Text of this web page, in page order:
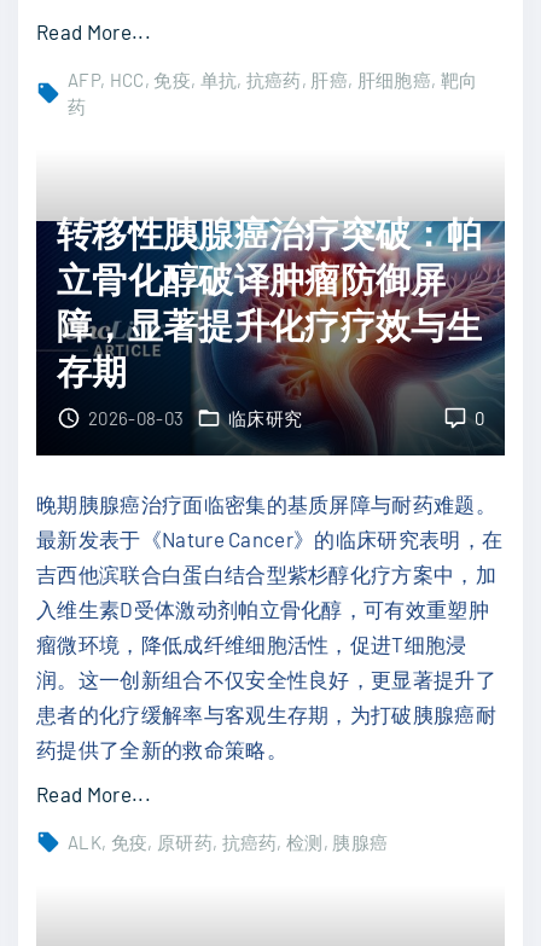
A
R
i
-
6
研
究
立
晚
期
肺
鳞
癌
一
线
新
标
Read More..."
疗
迎
突
破
E
M
R
A
L
D
-
3
研
究
破
局
AFP HCC 免疫 单抗 抗癌药 肝癌 肝细胞癌 靶向
药
转移性胰腺癌治疗突破：帕
立骨化醇破译肿瘤防御屏
障，显著提升化疗疗效与生
存期
0
2026-08-03 临床研究
晚期胰腺癌治疗面临密集的基质屏障与耐药难题。
最新发表于《Nature Cancer》的临床研究表明，在
吉西他滨联合白蛋白结合型紫杉醇化疗方案中，加
入维生素D受体激动剂帕立骨化醇，可有效重塑肿
瘤微环境，降低成纤维细胞活性，促进T细胞浸
润。这一创新组合不仅安全性良好，更显著提升了
患者的化疗缓解率与客观生存期，为打破胰腺癌耐
药提供了全新的救命策略。
Read More..."
ALK 免疫 原研药 抗癌药 检测 胰腺癌